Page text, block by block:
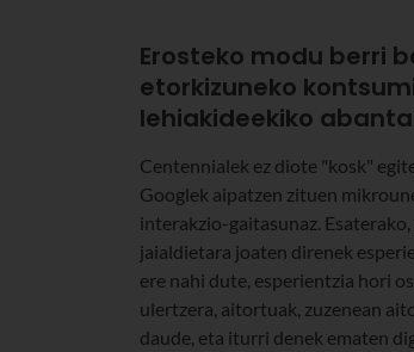
Erosteko modu berri
etorkizuneko
lehiakideekiko
Centennialek ez diote "kosk"
Googlek aipatzen zituen
interakzio-gaitasunaz.
jaialdietara joaten direnek
ere nahi dute, esperientzia hori
ulertzera, aitortuak, zuzenean
daude, eta iturri denek ematen